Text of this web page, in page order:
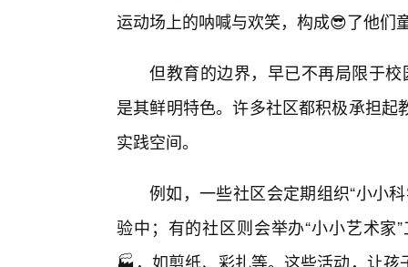
运动场上的呐喊与欢笑，构成😎了他们
但教育的边界，早已不再局限于
是其鲜明特色。许多社区都积极承担
实践空间。
例如，一些社区会定期组织“小小
验中；有的社区则会举办“小小艺术
🏭，如剪纸、彩扎等。这些活动，让